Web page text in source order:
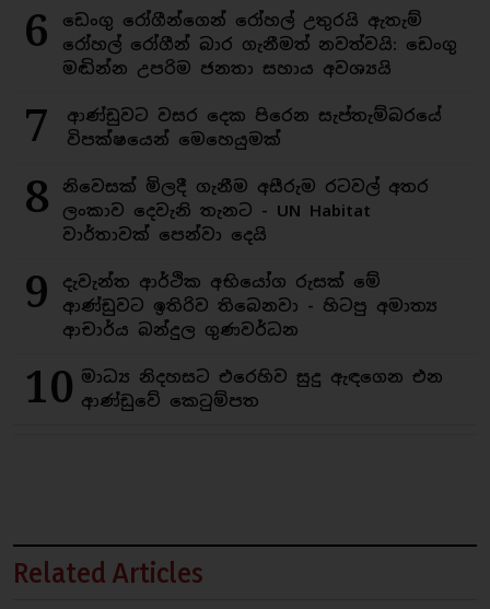
6
ඩෙංගු රෝගීන්ගෙන් රෝහල් උතුරයි ඇතැම්
රෝහල් රෝගීන් බාර ගැනීමත් නවත්වයි: ඩෙංගු
මඬින්න උපරිම ජනතා සහාය අවශ්‍යයි
7
ආණ්ඩුවට වසර දෙක පිරෙන සැප්තැම්බරයේ
විපක්ෂයෙන් මෙහෙයුමක්
8
නිවෙසක් මිලදී ගැනීම අසීරුම රටවල් අතර
ලංකාව දෙවැනි තැනට - UN Habitat
වාර්තාවක් පෙන්වා දෙයි
9
දැවැන්ත ආර්ථික අභියෝග රුසක් මේ
ආණ්ඩුවට ඉතිරිව තිබෙනවා - හිටපු අමාත්‍ය
ආචාර්ය බන්දුල ගුණවර්ධන
10 මාධ්‍ය නිදහසට එරෙහිව සුදු ඇඳගෙන එන
ආණ්ඩුවේ කෙටුම්පත
Related Articles